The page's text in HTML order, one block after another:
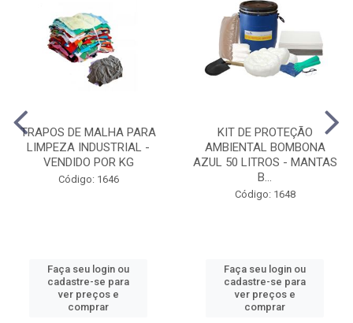
TRAPOS DE MALHA PARA
LIMPEZA INDUSTRIAL -
VENDIDO POR KG
Código: 1646
Faça seu login ou
cadastre-se para
ver preços e
comprar
KIT DE PROTEÇÃO
AMBIENTAL BOMBONA
AZUL 50 LITROS - MANTAS
B...
Código: 1648
Faça seu login ou
cadastre-se para
ver preços e
comprar